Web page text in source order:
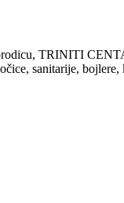
TRINITI
sanitarije,